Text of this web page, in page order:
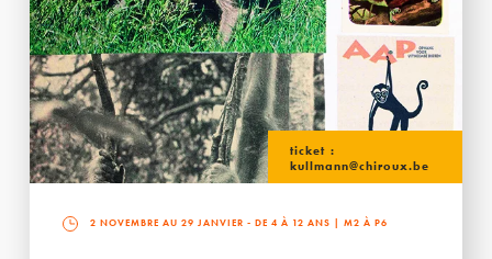
ticket :
kullmann@chiroux.be
2 NOVEMBRE AU 29 JANVIER - DE 4 À 12 ANS | M2 À P6